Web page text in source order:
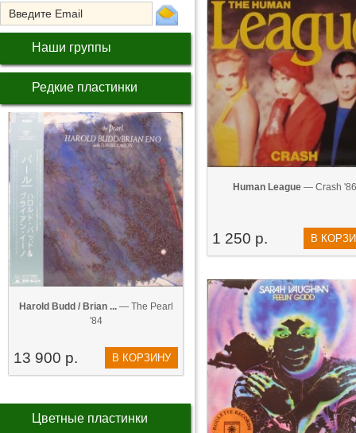
Наши группы
Редкие пластинки
Harold Budd / Brian ...— The Pearl
'84
13 900 р. В КОРЗИНУ
Цветные пластинки
Human League— Crash '86
1 250 р. В